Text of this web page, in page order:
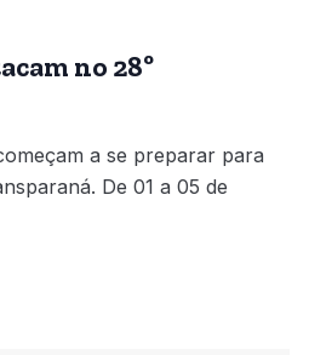
no 28º
a se preparar para
De 01 a 05 de